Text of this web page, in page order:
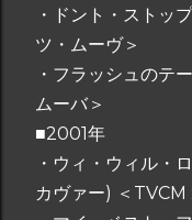
・ドント・ストッ
ツ・ムーヴ＞
・フラッシュのテ
ムーバ＞
■2001年
・ウィ・ウィル・
カヴァー) ＜TVCM